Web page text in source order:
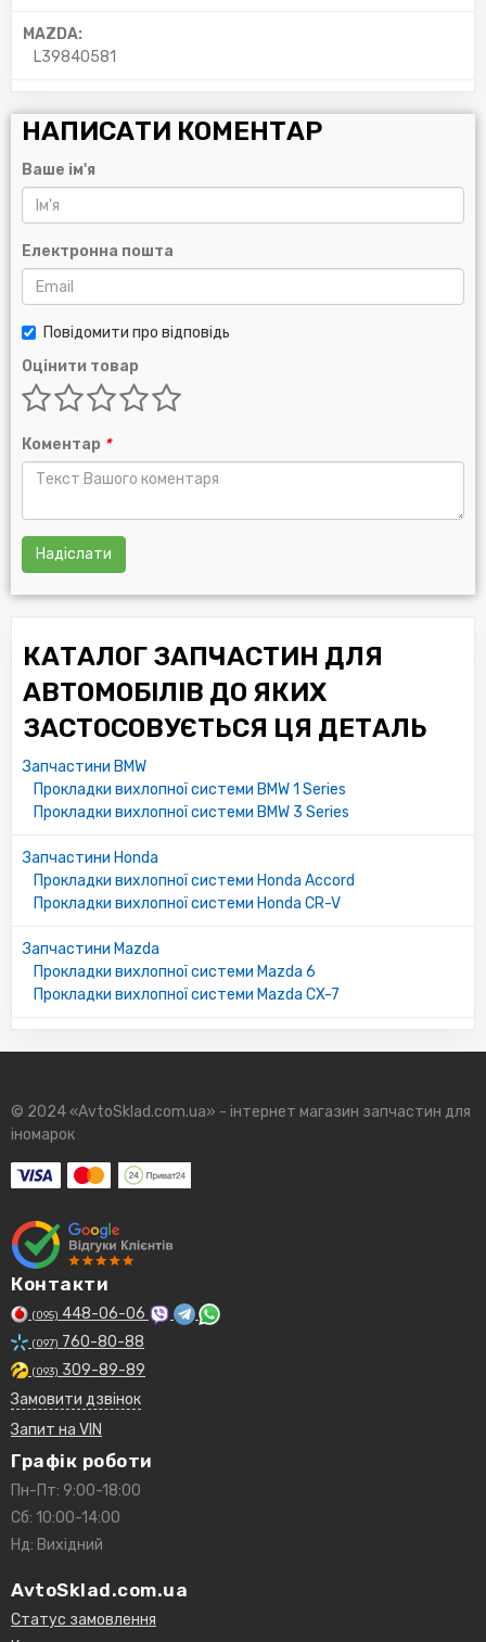
MAZDA:
L39840581
НАПИСАТИ КОМЕНТАР
Ваше ім'я
Електронна пошта
Повідомити про відповідь
Оцінити товар
Коментар *
Надіслати
КАТАЛОГ ЗАПЧАСТИН ДЛЯ
АВТОМОБІЛІВ ДО ЯКИХ
ЗАСТОСОВУЄТЬСЯ ЦЯ ДЕТАЛЬ
Запчастини BMW
Прокладки вихлопної системи BMW 1 Series
Прокладки вихлопної системи BMW 3 Series
Запчастини Honda
Прокладки вихлопної системи Honda Accord
Прокладки вихлопної системи Honda CR-V
Запчастини Mazda
Прокладки вихлопної системи Mazda 6
Прокладки вихлопної системи Mazda CX-7
© 2024 «AvtoSklad.com.ua» - інтернет магазин запчастин для
іномарок
Контакти
(095) 448-06-06
(097) 760-80-88
(093) 309-89-89
Замовити дзвінок
Запит на VIN
Графік роботи
Пн-Пт: 9:00-18:00
Сб: 10:00-14:00
Нд: Вихідний
AvtoSklad.com.ua
Статус замовлення